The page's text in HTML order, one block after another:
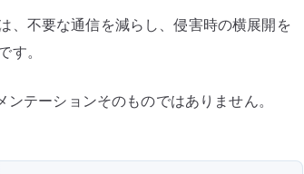
、不要な通信を減らし、侵害時の横展開を
。
テーションそのものではありません。